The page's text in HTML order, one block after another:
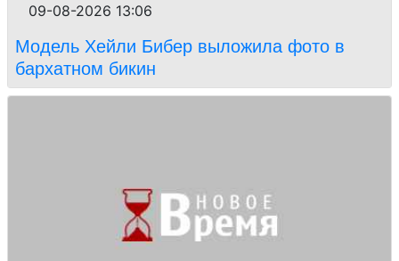
09-08-2026 13:06
Модель Хейли Бибер выложила фото в
бархатном бикин